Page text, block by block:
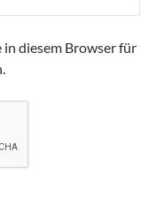
diesem Browser für